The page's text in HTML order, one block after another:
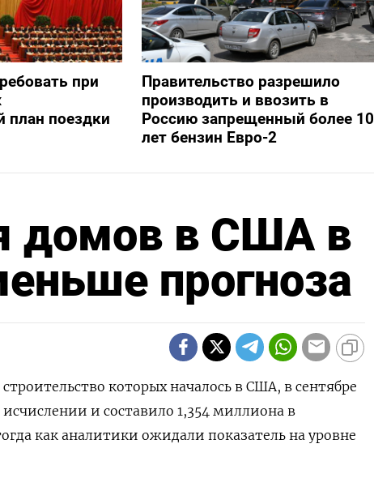
при
план поездки
Правительство разрешило
производить и ввозить в
Россию запрещенный более 10
лет бензин Евро-2
домов в США в
прогноза
которых началось в США, в сентябре
и составило 1,354 миллиона в
как аналитики ожидали показатель на уровне